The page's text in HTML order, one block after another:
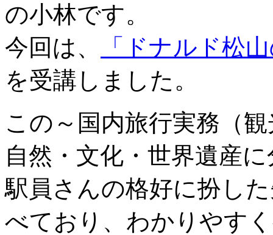
の小林です。
今回は、
「ドナルド松
を受講しました。
この～国内旅行実務（
自然・文化・世界遺産
駅員さんの格好に扮し
べており、わかりやす